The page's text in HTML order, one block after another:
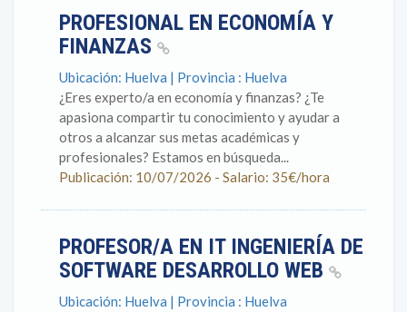
PROFESIONAL EN ECONOMÍA Y
FINANZAS
Ubicación: Huelva | Provincia : Huelva
¿Eres experto/a en economía y finanzas? ¿Te
apasiona compartir tu conocimiento y ayudar a
otros a alcanzar sus metas académicas y
profesionales? Estamos en búsqueda...
Publicación: 10/07/2026 - Salario: 35€/hora
PROFESOR/A EN IT INGENIERÍA DE
SOFTWARE DESARROLLO WEB
Ubicación: Huelva | Provincia : Huelva